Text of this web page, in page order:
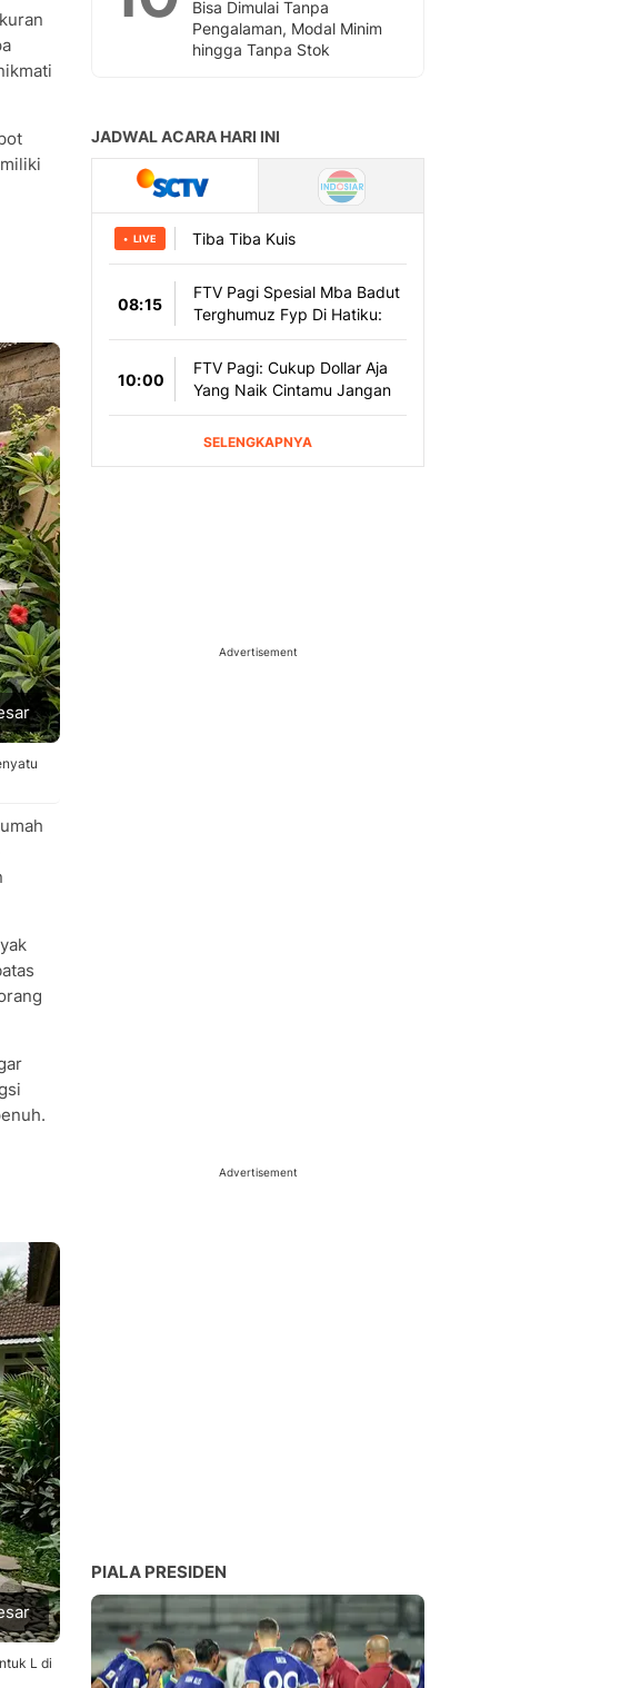
L di
Bisa Dimulai Tanpa
Pengalaman, Modal Minim
hingga Tanpa Stok
Advertisement
Advertisement
PIALA PRESIDEN